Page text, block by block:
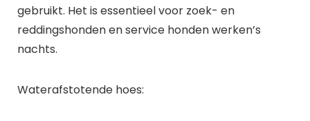
gebruikt. Het is essentieel voor zoek- en
reddingshonden en service honden werken’s
nachts.
Waterafstotende hoes: